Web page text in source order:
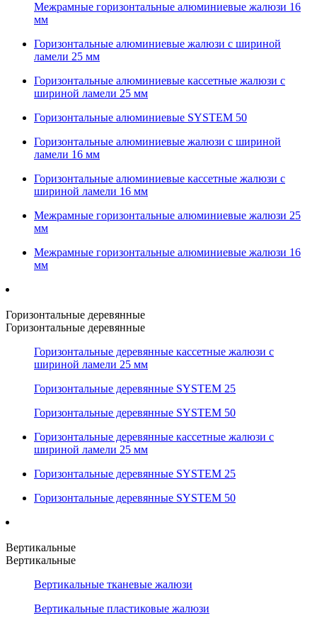
Межрамные горизонтальные алюминиевые жалюзи 16
мм
Горизонтальные алюминиевые жалюзи с шириной
ламели 25 мм
Горизонтальные алюминиевые кассетные жалюзи с
шириной ламели 25 мм
Горизонтальные алюминиевые SYSTEM 50
Горизонтальные алюминиевые жалюзи с шириной
ламели 16 мм
Горизонтальные алюминиевые кассетные жалюзи с
шириной ламели 16 мм
Межрамные горизонтальные алюминиевые жалюзи 25
мм
Межрамные горизонтальные алюминиевые жалюзи 16
мм
Горизонтальные деревянные
Горизонтальные деревянные
Горизонтальные деревянные кассетные жалюзи с
шириной ламели 25 мм
Горизонтальные деревянные SYSTEM 25
Горизонтальные деревянные SYSTEM 50
Горизонтальные деревянные кассетные жалюзи с
шириной ламели 25 мм
Горизонтальные деревянные SYSTEM 25
Горизонтальные деревянные SYSTEM 50
Вертикальные
Вертикальные
Вертикальные тканевые жалюзи
Вертикальные пластиковые жалюзи